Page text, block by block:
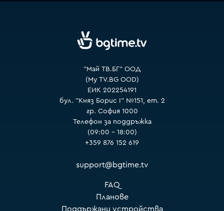
"Май ТВ.БГ" ООД
(My TV.BG OOD)
ЕИК 202254191
бул. "Княз Борис I" №151, ет. 2
гр. София 1000
Телефон за поддръжка
(09:00 – 18:00)
+359 876 152 619
support@bgtime.tv
FAQ
Планове
Поддържани устройства